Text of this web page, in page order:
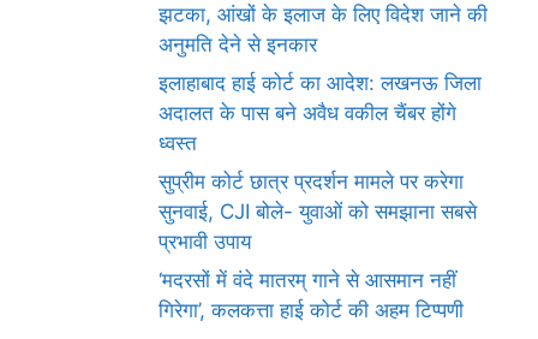
झटका, आंखों के इलाज के लिए विदेश जाने की
अनुमति देने से इनकार
इलाहाबाद हाई कोर्ट का आदेश: लखनऊ जिला
अदालत के पास बने अवैध वकील चैंबर होंगे
ध्वस्त
सुप्रीम कोर्ट छात्र प्रदर्शन मामले पर करेगा
सुनवाई, CJI बोले- युवाओं को समझाना सबसे
प्रभावी उपाय
‘मदरसों में वंदे मातरम् गाने से आसमान नहीं
गिरेगा’, कलकत्ता हाई कोर्ट की अहम टिप्पणी